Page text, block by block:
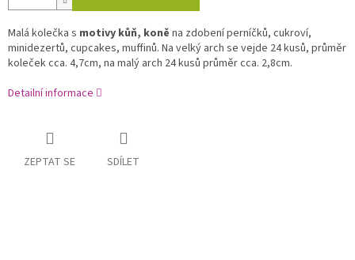
Malá kolečka s motivy kůň, koně na zdobení perníčků, cukroví,
minidezertů, cupcakes, muffinů. Na velký arch se vejde 24 kusů, průměr
koleček cca. 4,7cm, na malý arch 24 kusů průměr cca. 2,8cm.
Detailní informace
ZEPTAT SE SDÍLET